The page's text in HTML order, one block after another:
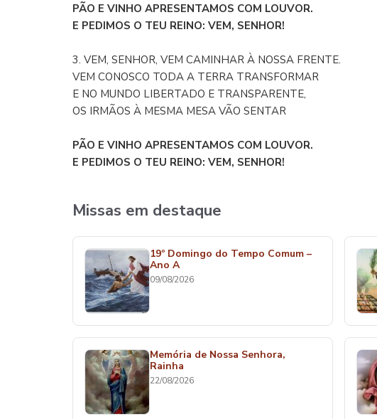
PÃO E VINHO APRESENTAMOS COM LOUVOR.
E PEDIMOS O TEU REINO: VEM, SENHOR!
3. VEM, SENHOR, VEM CAMINHAR À NOSSA FRENTE.
VEM CONOSCO TODA A TERRA TRANSFORMAR
E NO MUNDO LIBERTADO E TRANSPARENTE,
OS IRMÃOS À MESMA MESA VÃO SENTAR
PÃO E VINHO APRESENTAMOS COM LOUVOR.
E PEDIMOS O TEU REINO: VEM, SENHOR!
Missas em destaque
19º Domingo do Tempo Comum –
Ano A
09/08/2026
Memória de Nossa Senhora,
Rainha
22/08/2026